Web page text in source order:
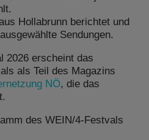
aus Hollabrunn berichtet und
Sendungen.
2026 erscheint das
als Teil des Magazins
NÖ, die das
des WEIN/4-Festvals